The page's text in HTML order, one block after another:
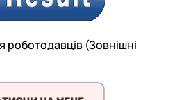
роботодавців (Зовнішні